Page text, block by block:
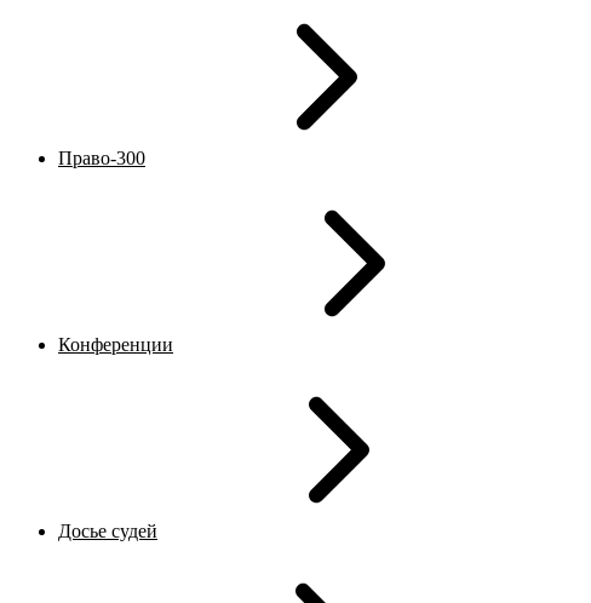
Право-300
Конференции
Досье судей